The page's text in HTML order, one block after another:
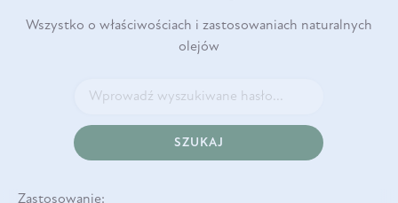
Wszystko o właściwościach i zastosowaniach naturalnych
olejów
SZUKAJ
Zastosowanie: